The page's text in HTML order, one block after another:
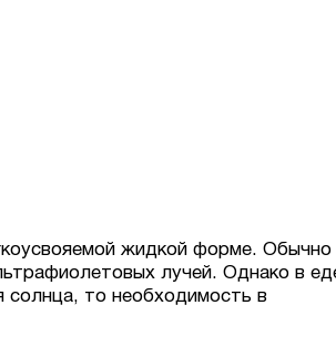
жидкой форме. Обычно
лучей. Однако в
солнца, то необходимость в